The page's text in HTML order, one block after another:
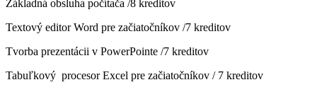
Základná obsluha počítača /8 kreditov
Textový editor Word pre začiatočníkov /7 kreditov
Tvorba prezentácii v PowerPointe /7 kreditov
Tabuľkový procesor Excel pre začiatočníkov / 7 kreditov